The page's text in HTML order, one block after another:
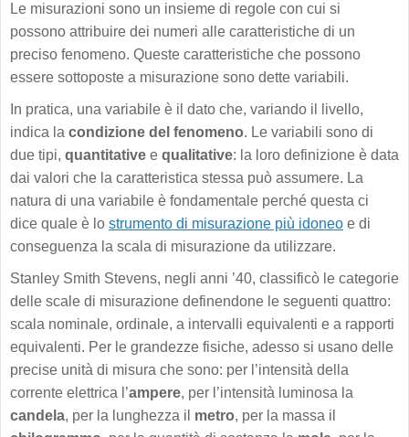
Le misurazioni sono un insieme di regole con cui si
possono attribuire dei numeri alle caratteristiche di un
preciso fenomeno. Queste caratteristiche che possono
essere sottoposte a misurazione sono dette variabili.
In pratica, una variabile è il dato che, variando il livello,
indica la condizione del fenomeno. Le variabili sono di
due tipi, quantitative e qualitative: la loro definizione è data
dai valori che la caratteristica stessa può assumere. La
natura di una variabile è fondamentale perché questa ci
dice quale è lo strumento di misurazione più idoneo e di
conseguenza la scala di misurazione da utilizzare.
Stanley Smith Stevens, negli anni ’40, classificò le categorie
delle scale di misurazione definendone le seguenti quattro:
scala nominale, ordinale, a intervalli equivalenti e a rapporti
equivalenti. Per le grandezze fisiche, adesso si usano delle
precise unità di misura che sono: per l’intensità della
corrente elettrica l’ampere, per l’intensità luminosa la
candela, per la lunghezza il metro, per la massa il